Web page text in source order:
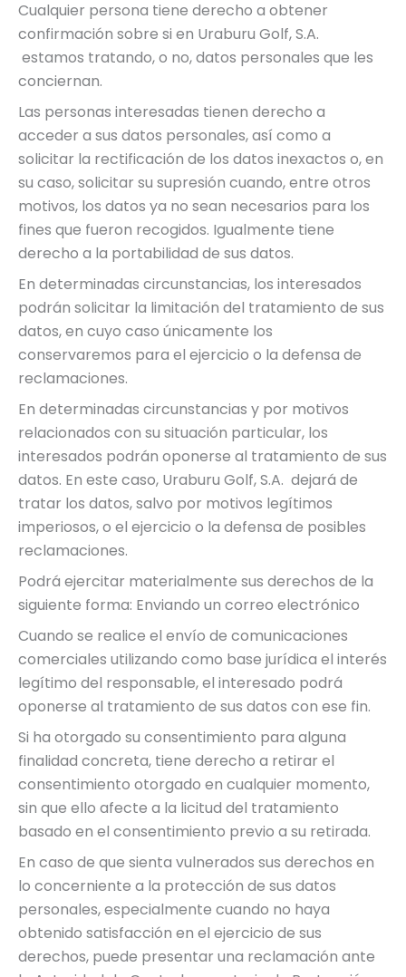
Cualquier persona tiene derecho a obtener
confirmación sobre si en Uraburu Golf, S.A.
estamos tratando, o no, datos personales que les
conciernan.
Las personas interesadas tienen derecho a
acceder a sus datos personales, así como a
solicitar la rectificación de los datos inexactos o, en
su caso, solicitar su supresión cuando, entre otros
motivos, los datos ya no sean necesarios para los
fines que fueron recogidos. Igualmente tiene
derecho a la portabilidad de sus datos.
En determinadas circunstancias, los interesados
podrán solicitar la limitación del tratamiento de sus
datos, en cuyo caso únicamente los
conservaremos para el ejercicio o la defensa de
reclamaciones.
En determinadas circunstancias y por motivos
relacionados con su situación particular, los
interesados podrán oponerse al tratamiento de sus
datos. En este caso, Uraburu Golf, S.A. dejará de
tratar los datos, salvo por motivos legítimos
imperiosos, o el ejercicio o la defensa de posibles
reclamaciones.
Podrá ejercitar materialmente sus derechos de la
siguiente forma: Enviando un correo electrónico
Cuando se realice el envío de comunicaciones
comerciales utilizando como base jurídica el interés
legítimo del responsable, el interesado podrá
oponerse al tratamiento de sus datos con ese fin.
Si ha otorgado su consentimiento para alguna
finalidad concreta, tiene derecho a retirar el
consentimiento otorgado en cualquier momento,
sin que ello afecte a la licitud del tratamiento
basado en el consentimiento previo a su retirada.
En caso de que sienta vulnerados sus derechos en
lo concerniente a la protección de sus datos
personales, especialmente cuando no haya
obtenido satisfacción en el ejercicio de sus
derechos, puede presentar una reclamación ante